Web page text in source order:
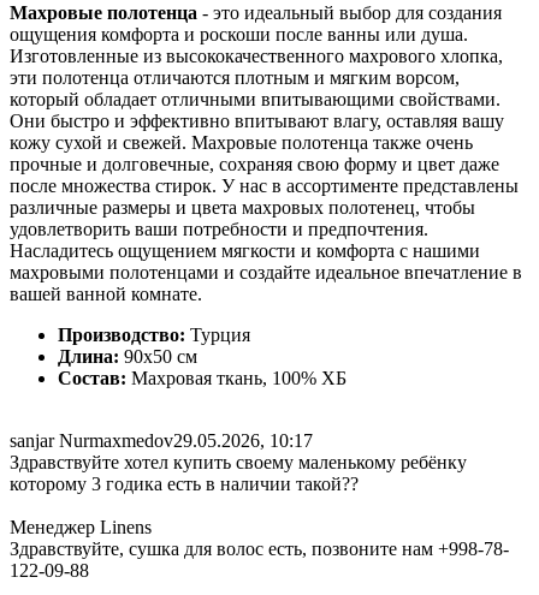
Махровые полотенца - это идеальный выбор для создания
ощущения комфорта и роскоши после ванны или душа.
Изготовленные из высококачественного махрового хлопка,
эти полотенца отличаются плотным и мягким ворсом,
который обладает отличными впитывающими свойствами.
Они быстро и эффективно впитывают влагу, оставляя вашу
кожу сухой и свежей. Махровые полотенца также очень
прочные и долговечные, сохраняя свою форму и цвет даже
после множества стирок. У нас в ассортименте представлены
различные размеры и цвета махровых полотенец, чтобы
удовлетворить ваши потребности и предпочтения.
Насладитесь ощущением мягкости и комфорта с нашими
махровыми полотенцами и создайте идеальное впечатление в
вашей ванной комнате.
Производство: Турция
Длина: 90x50 см
Состав: Махровая ткань, 100% ХБ
sanjar Nurmaxmedov29.05.2026, 10:17
Здравствуйте хотел купить своему маленькому ребёнку
которому 3 годика есть в наличии такой??
Менеджер Linens
Здравствуйте, сушка для волос есть, позвоните нам +998-78-
122-09-88